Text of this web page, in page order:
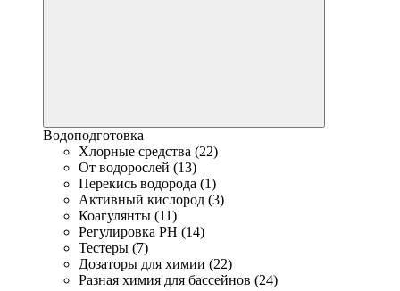
Водоподготовка
Хлорные средства (22)
От водорослей (13)
Перекись водорода (1)
Активный кислород (3)
Коагулянты (11)
Регулировка PH (14)
Тестеры (7)
Дозаторы для химии (22)
Разная химия для бассейнов (24)